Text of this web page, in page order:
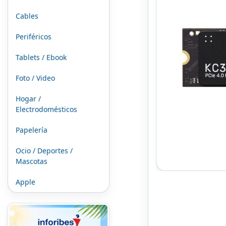
Cables
Periféricos
Tablets / Ebook
Foto / Video
Hogar /
Electrodomésticos
Papelería
Ocio / Deportes /
Mascotas
Apple